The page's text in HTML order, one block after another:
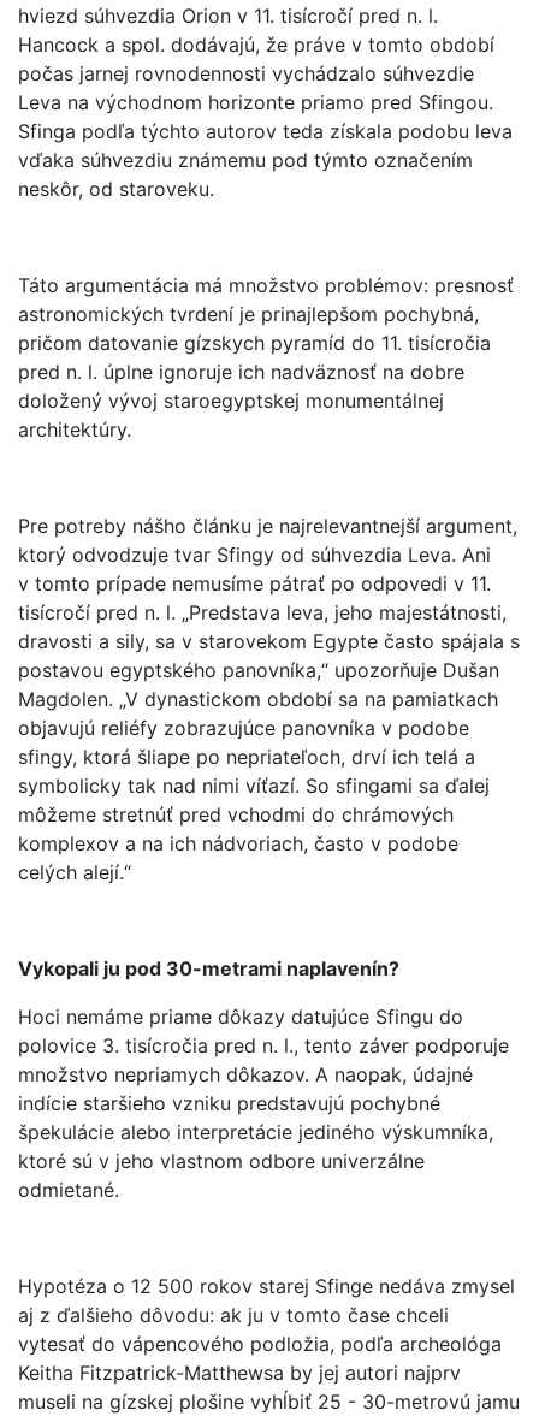
hviezd súhvezdia Orion v 11. tisícročí pred n. l.
Hancock a spol. dodávajú, že práve v tomto období
počas jarnej rovnodennosti vychádzalo súhvezdie
Leva na východnom horizonte priamo pred Sfingou.
Sfinga podľa týchto autorov teda získala podobu leva
vďaka súhvezdiu známemu pod týmto označením
neskôr, od staroveku.
Táto argumentácia má množstvo problémov: presnosť
astronomických tvrdení je prinajlepšom pochybná,
pričom datovanie gízskych pyramíd do 11. tisícročia
pred n. l. úplne ignoruje ich nadväznosť na dobre
doložený vývoj staroegyptskej monumentálnej
architektúry.
Pre potreby nášho článku je najrelevantnejší argument,
ktorý odvodzuje tvar Sfingy od súhvezdia Leva. Ani
v tomto prípade nemusíme pátrať po odpovedi v 11.
tisícročí pred n. l. „Predstava leva, jeho majestátnosti,
dravosti a sily, sa v starovekom Egypte často spájala s
postavou egyptského panovníka,“ upozorňuje Dušan
Magdolen. „V dynastickom období sa na pamiatkach
objavujú reliéfy zobrazujúce panovníka v podobe
sfingy, ktorá šliape po nepriateľoch, drví ich telá a
symbolicky tak nad nimi víťazí. So sfingami sa ďalej
môžeme stretnúť pred vchodmi do chrámových
komplexov a na ich nádvoriach, často v podobe
celých alejí.“
Vykopali ju pod 30-metrami naplavenín?
Hoci nemáme priame dôkazy datujúce Sfingu do
polovice 3. tisícročia pred n. l., tento záver podporuje
množstvo nepriamych dôkazov. A naopak, údajné
indície staršieho vzniku predstavujú pochybné
špekulácie alebo interpretácie jediného výskumníka,
ktoré sú v jeho vlastnom odbore univerzálne
odmietané.
Hypotéza o 12 500 rokov starej Sfinge nedáva zmysel
aj z ďalšieho dôvodu: ak ju v tomto čase chceli
vytesať do vápencového podložia, podľa archeológa
Keitha Fitzpatrick-Matthewsa by jej autori najprv
museli na gízskej plošine vyhĺbiť 25 - 30-metrovú jamu